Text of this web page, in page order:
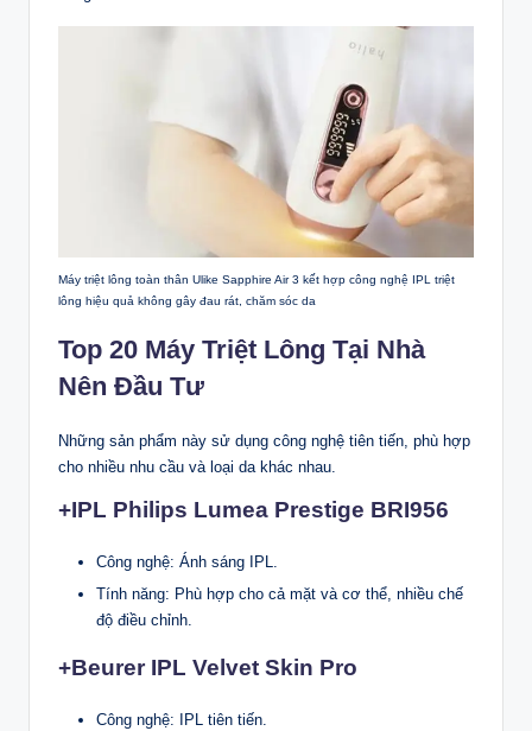
Máy triệt lông toàn thân Ulike Sapphire Air 3 kết hợp công nghệ IPL triệt
lông hiệu quả không gây đau rát, chăm sóc da
Top 20 Máy Triệt Lông Tại Nhà
Nên Đầu Tư
Những sản phẩm này sử dụng công nghệ tiên tiến, phù hợp
cho nhiều nhu cầu và loại da khác nhau.
+IPL Philips Lumea Prestige BRI956
Công nghệ: Ánh sáng IPL.
Tính năng: Phù hợp cho cả mặt và cơ thể, nhiều chế
độ điều chỉnh.
+Beurer IPL Velvet Skin Pro
Công nghệ: IPL tiên tiến.